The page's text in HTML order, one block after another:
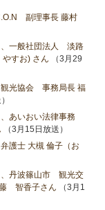
副理事長 藤村
、一般社団法人 淡路
すお) さん （3月29
光協会 事務局長 福
あいおい法律事務
（3月15日放送）
護士 大槻 倫子（お
、丹波篠山市 観光交
智香子さん （3月1